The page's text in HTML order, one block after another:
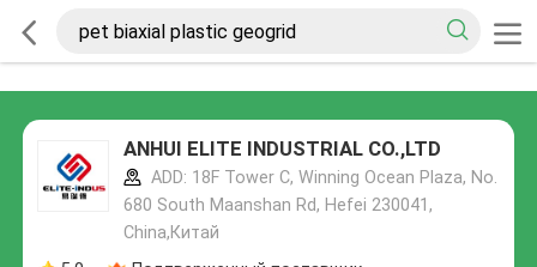
ANHUI ELITE INDUSTRIAL CO.,LTD
ADD: 18F Tower C, Winning Ocean Plaza, No.
680 South Maanshan Rd, Hefei 230041,
China,Китай